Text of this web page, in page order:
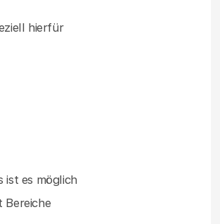
hierfür
ist es möglich
Bereiche